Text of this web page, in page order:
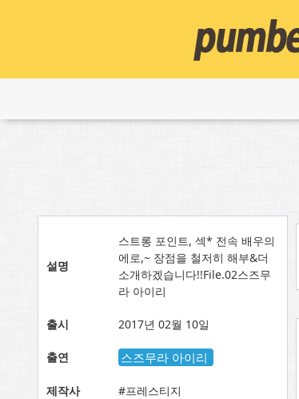
설명
스트롱 포인트, 섹* 전속 배우의
에로,~ 장점을 철저히 해부&더
소개하겠습니다!!File.02스즈무
라 아이리
출시 2017년 02월 10일
출연 스즈무라 아이리
제작사 #프레스티지